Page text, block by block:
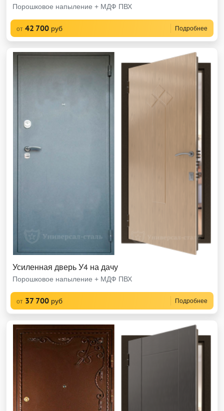
Порошковое напыление + МДФ ПВХ
от 42 700 руб Подробнее
Усиленная дверь У4 на дачу
Порошковое напыление + МДФ ПВХ
от 37 700 руб Подробнее